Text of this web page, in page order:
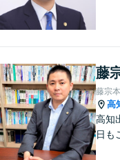
藤
藤宗
高
高知
日も